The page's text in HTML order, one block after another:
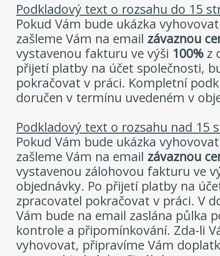
Podkladový text o rozsahu do 15
Pokud Vám bude ukázka
zašleme Vám na email závaznou
vystavenou fakturu ve výši 100%z
přijetí platby na účet společnosti,
pokračovat v práci. Kompletní
doručen v termínu uvedeném v
Podkladový text o rozsahu nad 15
Pokud Vám bude ukázka
zašleme Vám na email závaznou
vystavenou zálohovou fakturu ve
objednávky. Po přijetí platby na
zpracovatel pokračovat v práci. V
Vám bude na email zaslána půlka
kontrole a připomínkování. Zda-li
vyhovovat, připravíme Vám